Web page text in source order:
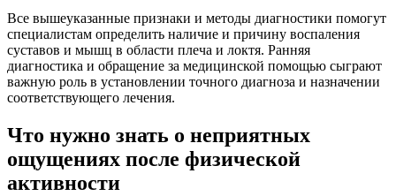
Все вышеуказанные признаки и методы диагностики помогут
специалистам определить наличие и причину воспаления
суставов и мышц в области плеча и локтя. Ранняя
диагностика и обращение за медицинской помощью сыграют
важную роль в установлении точного диагноза и назначении
соответствующего лечения.
Что нужно знать о неприятных
ощущениях после физической
активности